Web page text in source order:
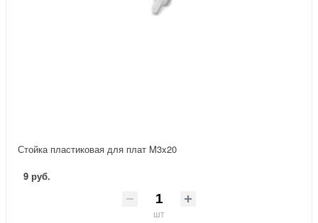
Стойка пластиковая для плат M3x20
9 руб.
шт